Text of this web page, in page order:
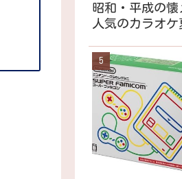
昭和・平成の懐
人気のカラオ